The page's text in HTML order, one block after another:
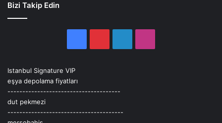
Bizi Takip Edin
Istanbul Signature VIP
eşya depolama fiyatları
--------------------------------------
dut pekmezi
---------------------------------------